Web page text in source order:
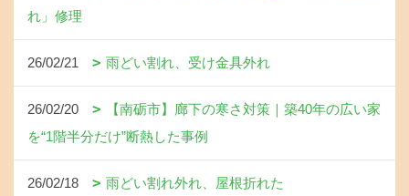
れ」修理
26/02/21 雨どい割れ、受け金具外れ
26/02/20
【南砺市】廊下の寒さ対策｜築40年の広い家
を“1階半分だけ”断熱した事例
26/02/18 雨どい割れ外れ、屋根折れた